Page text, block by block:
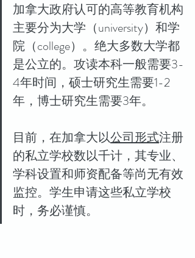
加拿大政府认可的高等教育机构
主要分为大学（university）和学
院（college）。绝大多数大学都
是公立的。攻读本科一般需要3-
4年时间，硕士研究生需要1-2
年，博士研究生需要3年。
目前，在加拿大以公司形式注册
的私立学校数以千计，其专业、
学科设置和师资配备等尚无有效
监控。学生申请这些私立学校
时，务必谨慎。